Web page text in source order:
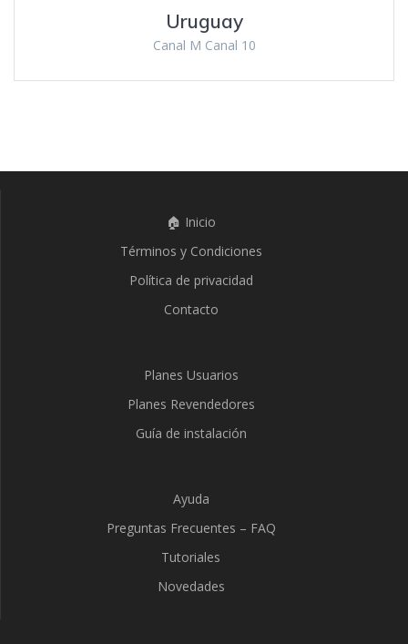
Uruguay
Canal M Canal 10
🏠 Inicio
Términos y Condiciones
Política de privacidad
Contacto
Planes Usuarios
Planes Revendedores
Guía de instalación
Ayuda
Preguntas Frecuentes – FAQ
Tutoriales
Novedades